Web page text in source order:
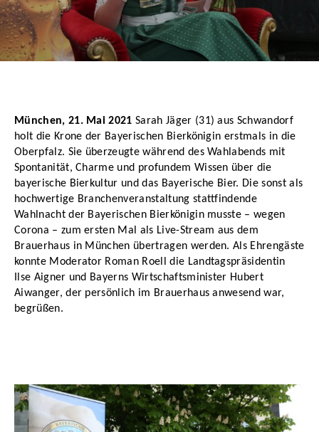
München, 21. Mai 2021 Sarah Jäger (31) aus Schwandorf
holt die Krone der Bayerischen Bierkönigin erstmals in die
Oberpfalz. Sie überzeugte während des Wahlabends mit
Spontanität, Charme und profundem Wissen über die
bayerische Bierkultur und das Bayerische Bier. Die sonst als
hochwertige Branchenveranstaltung stattfindende
Wahlnacht der Bayerischen Bierkönigin musste – wegen
Corona – zum ersten Mal als Live-Stream aus dem
Brauerhaus in München übertragen werden. Als Ehrengäste
konnte Moderator Roman Roell die Landtagspräsidentin
Ilse Aigner und Bayerns Wirtschaftsminister Hubert
Aiwanger, der persönlich im Brauerhaus anwesend war,
begrüßen.